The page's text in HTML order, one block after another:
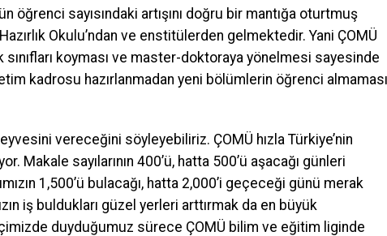
öğrenci sayısındaki artışını doğru bir mantığa oturtmuş
Hazırlık Okulu’ndan ve enstitülerden gelmektedir. Yani ÇOMÜ
sınıfları koyması ve master-doktoraya yönelmesi sayesinde
kadrosu hazırlanmadan yeni bölümlerin öğrenci almaması
vereceğini söyleyebiliriz. ÇOMÜ hızla Türkiye’nin
Makale sayılarının 400’ü, hatta 500’ü aşacağı günleri
1,500’ü bulacağı, hatta 2,000’i geçeceği günü merak
iş buldukları güzel yerleri arttırmak da en büyük
duyduğumuz sürece ÇOMÜ bilim ve eğitim liginde